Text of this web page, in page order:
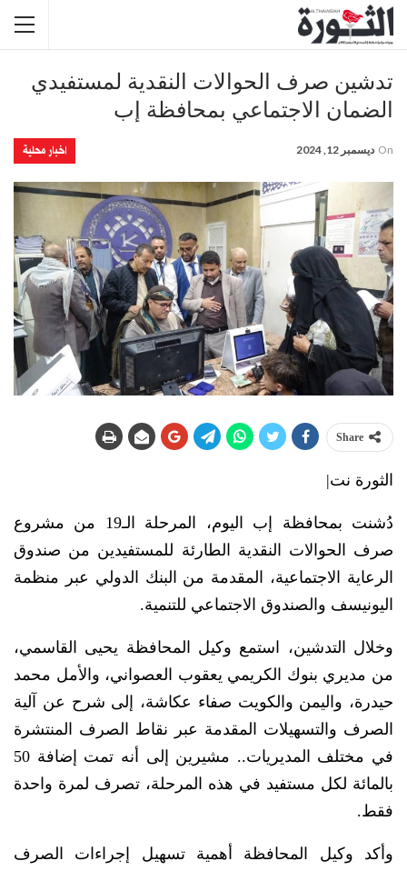
تدشين صرف الحوالات النقدية لمستفيدي
الضمان الاجتماعي بمحافظة إب
اخبار محلية On ديسمبر 12, 2024
Share
الثورة نت|
دُشنت بمحافظة إب اليوم، المرحلة الـ19 من مشروع
صرف الحوالات النقدية الطارئة للمستفيدين من صندوق
الرعاية الاجتماعية، المقدمة من البنك الدولي عبر منظمة
اليونيسف والصندوق الاجتماعي للتنمية.
وخلال التدشين، استمع وكيل المحافظة يحيى القاسمي،
من مديري بنوك الكريمي يعقوب العصواني، والأمل محمد
حيدرة، واليمن والكويت صفاء عكاشة، إلى شرح عن آلية
الصرف والتسهيلات المقدمة عبر نقاط الصرف المنتشرة
في مختلف المديريات.. مشيرين إلى أنه تمت إضافة 50
بالمائة لكل مستفيد في هذه المرحلة، تصرف لمرة واحدة
فقط.
وأكد وكيل المحافظة أهمية تسهيل إجراءات الصرف